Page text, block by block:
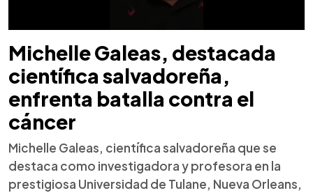
Michelle Galeas, destacada
científica salvadoreña,
enfrenta batalla contra el
cáncer
Michelle Galeas, científica salvadoreña que se
destaca como investigadora y profesora en la
prestigiosa Universidad de Tulane, Nueva Orleans,